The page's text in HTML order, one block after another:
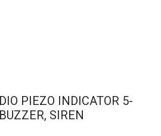
PIEZO INDICATOR 5-
SIREN